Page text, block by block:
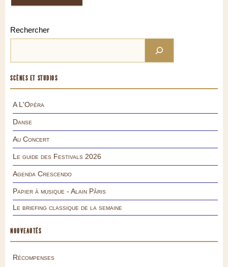
Rechercher
SCÈNES ET STUDIOS
A L'Opéra
Danse
Au Concert
Le guide des Festivals 2026
Agenda Crescendo
Papier à musique - Alain Pâris
Le briefing classique de la semaine
NOUVEAUTÉS
Récompenses